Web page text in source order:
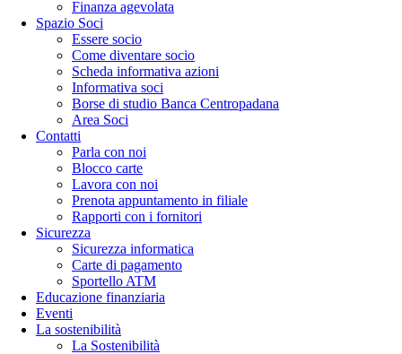
Finanza agevolata
Spazio Soci
Essere socio
Come diventare socio
Scheda informativa azioni
Informativa soci
Borse di studio Banca Centropadana
Area Soci
Contatti
Parla con noi
Blocco carte
Lavora con noi
Prenota appuntamento in filiale
Rapporti con i fornitori
Sicurezza
Sicurezza informatica
Carte di pagamento
Sportello ATM
Educazione finanziaria
Eventi
La sostenibilità
La Sostenibilità